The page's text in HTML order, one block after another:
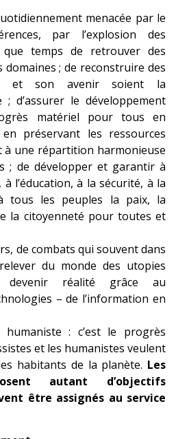
menacée par le
par l’explosion des
temps de retrouver des
; de reconstruire des
et son avenir soient la
; d’assurer le développement
matériel pour tous en
préservant les ressources
à une répartition harmonieuse
; de développer et garantir à
l’éducation, à la sécurité, à la
tous les peuples la paix, la
la citoyenneté pour toutes et
de combats qui souvent dans
du monde des utopies
devenir réalité grâce au
– de l’information en
humaniste : c’est le progrès
et les humanistes veulent
habitants de la planète. Les
autant d’objectifs
être assignés au service